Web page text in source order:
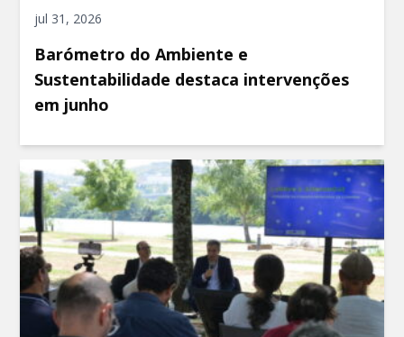
jul 31, 2026
Barómetro do Ambiente e
Sustentabilidade destaca intervenções
em junho